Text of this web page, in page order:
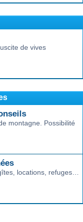
de vives
montagne. Possibilité
locations, refuges…